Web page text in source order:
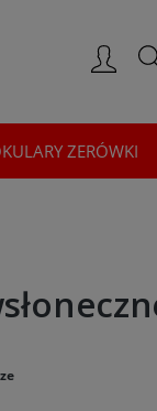
ZERÓWKI